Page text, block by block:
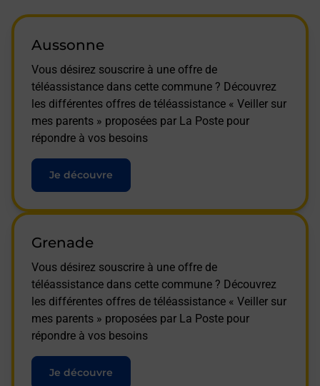
Aussonne
Vous désirez souscrire à une offre de
téléassistance dans cette commune ? Découvrez
les différentes offres de téléassistance « Veiller sur
mes parents » proposées par La Poste pour
répondre à vos besoins
Je découvre
Grenade
Vous désirez souscrire à une offre de
téléassistance dans cette commune ? Découvrez
les différentes offres de téléassistance « Veiller sur
mes parents » proposées par La Poste pour
répondre à vos besoins
Je découvre